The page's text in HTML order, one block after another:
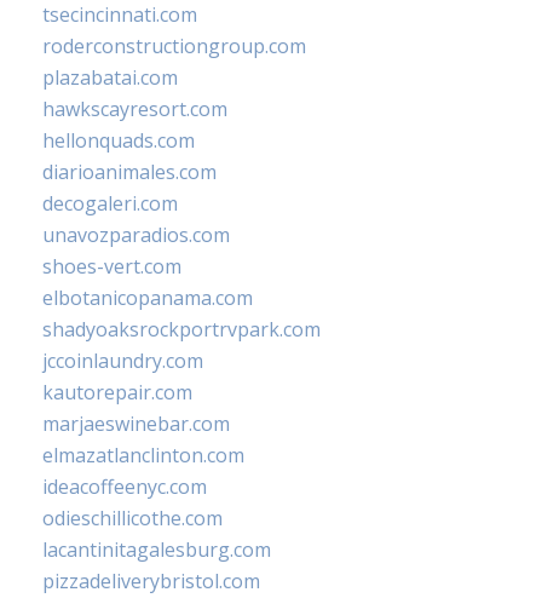
tsecincinnati.com
roderconstructiongroup.com
plazabatai.com
hawkscayresort.com
hellonquads.com
diarioanimales.com
decogaleri.com
unavozparadios.com
shoes-vert.com
elbotanicopanama.com
shadyoaksrockportrvpark.com
jccoinlaundry.com
kautorepair.com
marjaeswinebar.com
elmazatlanclinton.com
ideacoffeenyc.com
odieschillicothe.com
lacantinitagalesburg.com
pizzadeliverybristol.com